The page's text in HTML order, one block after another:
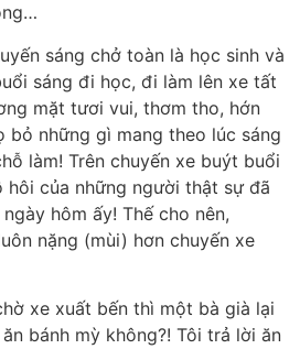
sáng chở toàn là học sinh và
sáng đi học, đi làm lên xe tất
mặt tươi vui, thơm tho, hớn
bỏ những gì mang theo lúc sáng
làm! Trên chuyến xe buýt buổi
hôi của những người thật sự đã
hôm ấy! Thế cho nên,
nặng (mùi) hơn chuyến xe
xe xuất bến thì một bà già lại
bánh mỳ không?! Tôi trả lời ăn